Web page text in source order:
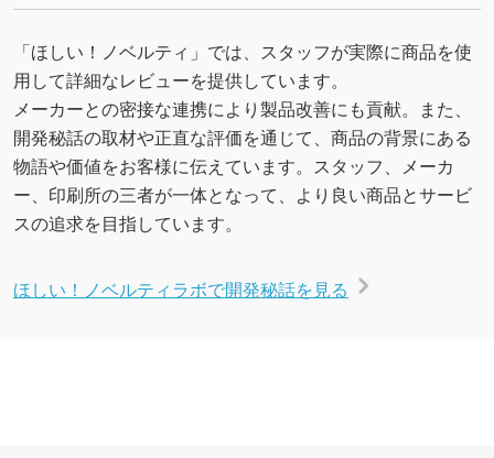
「ほしい！ノベルティ」では、スタッフが実際に商品を使
用して詳細なレビューを提供しています。
メーカーとの密接な連携により製品改善にも貢献。また、
開発秘話の取材や正直な評価を通じて、商品の背景にある
物語や価値をお客様に伝えています。スタッフ、メーカ
ー、印刷所の三者が一体となって、より良い商品とサービ
スの追求を目指しています。
ほしい！ノベルティラボで開発秘話を見る